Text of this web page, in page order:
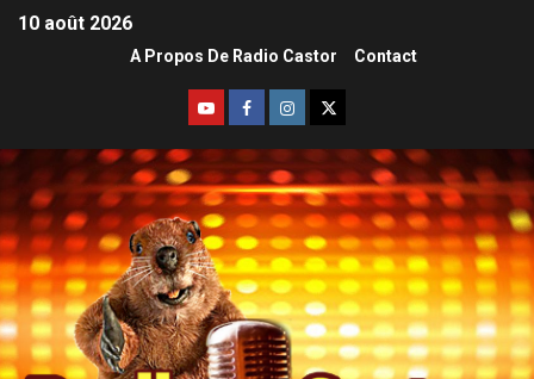
10 août 2026
A Propos De Radio Castor Contact